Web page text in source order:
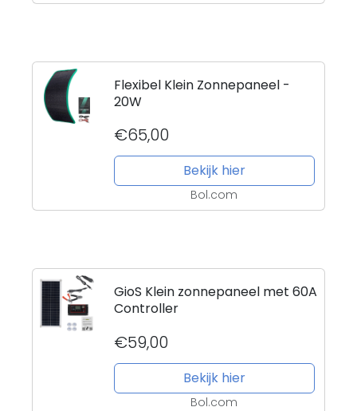
Flexibel Klein Zonnepaneel -
20W
€65,00
Bekijk hier
Bol.com
GioS Klein zonnepaneel met 60A
Controller
€59,00
Bekijk hier
Bol.com